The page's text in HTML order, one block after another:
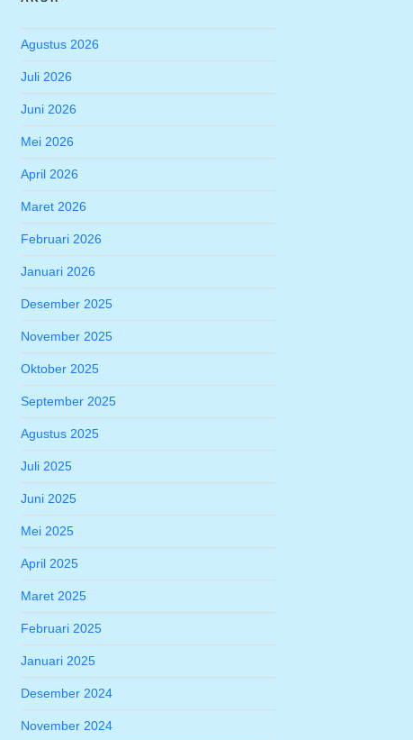
Agustus 2026
Juli 2026
Juni 2026
Mei 2026
April 2026
Maret 2026
Februari 2026
Januari 2026
Desember 2025
November 2025
Oktober 2025
September 2025
Agustus 2025
Juli 2025
Juni 2025
Mei 2025
April 2025
Maret 2025
Februari 2025
Januari 2025
Desember 2024
November 2024